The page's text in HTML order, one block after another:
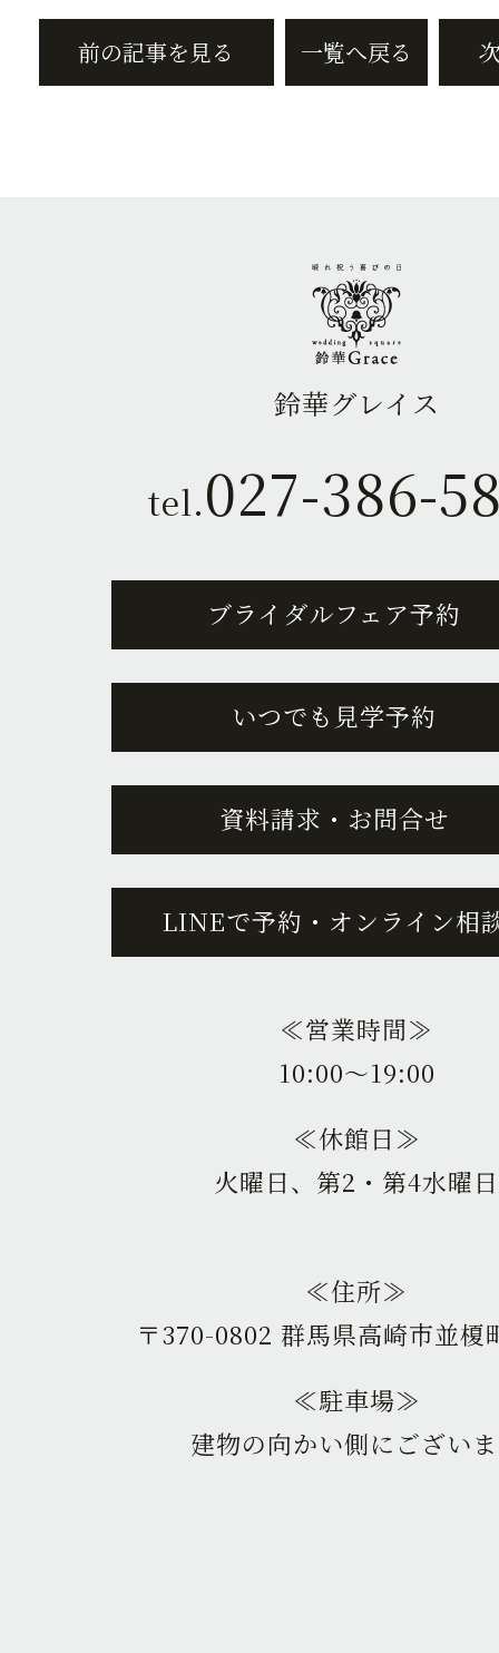
前の記事を見る 一覧へ戻る
鈴華グレイス
tel.027-386-
ブライダルフェア予約
いつでも見学予約
資料請求・お問合せ
LINEで予約・オンライン相
≪営業時間≫
10:00〜19:00
≪休館日≫
火曜日、第2・第4水曜日
≪住所≫
〒370-0802 群馬県高崎市並榎
≪駐車場≫
建物の向かい側にござい